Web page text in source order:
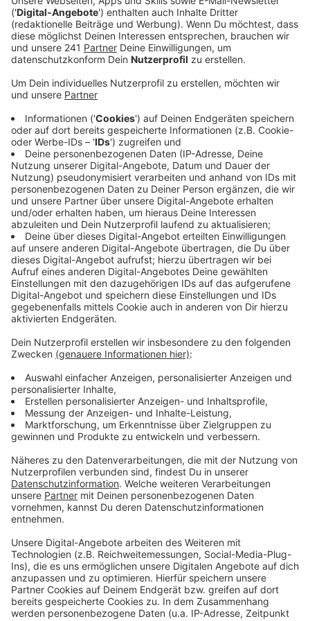
Veröffentlicht:Donnerstag, 05.10.2023 11:17
Anzeige
konfrontiert Ampelkoalition
Anzeige
Einige Industriezweige müssten möglicherweise
Arbeitsplätze abbauen, wenn sich nichts ändert. Die
Mittelstands- und Wirtschaftsunion fürchtet auch die
Folgen für Leverkusen als Stadt , weil ein Einbruch der
Chemieindustrie gravierende finanzielle Folgen hätte.
Sie fordert daher die Ampelkoalition auf, „alle
notwendige Schritte“ zu unternehmen,um den
Strompreis zu senken.
Anzeige
Weitere Meldungen aus Leverkusen
Anzeige
Wupsi fragt, wie gut Mobilität in Leverkusen
funktioniert
Geruchsbelästigung in Bürrig
Anzeige